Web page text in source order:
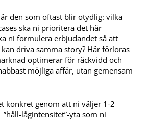
den som oftast blir otydlig: vilka
ska ni prioritera det här
ni formulera erbjudandet så att
kan driva samma story? Här förloras
optimerar för räckvidd och
möjliga affär, utan gemensam
konkret genom att ni väljer 1-2
lågintensitet”-yta som ni